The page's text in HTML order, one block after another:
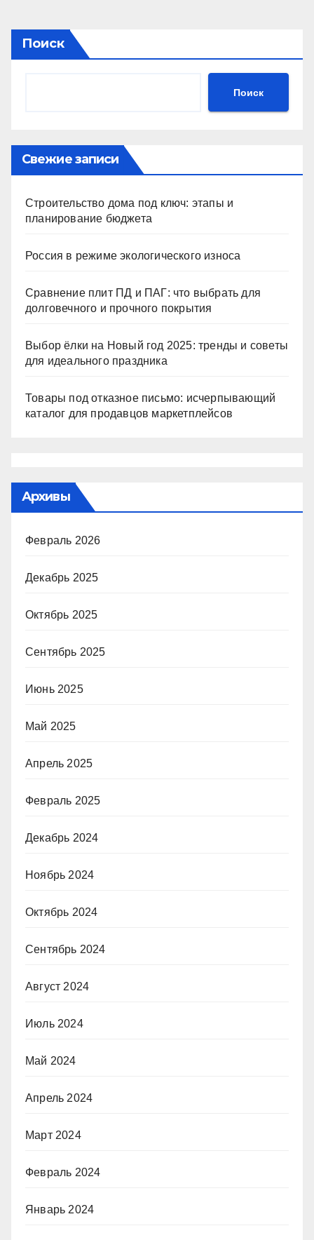
Поиск
Поиск
Свежие записи
Строительство дома под ключ: этапы и
планирование бюджета
Россия в режиме экологического износа
Сравнение плит ПД и ПАГ: что выбрать для
долговечного и прочного покрытия
Выбор ёлки на Новый год 2025: тренды и советы
для идеального праздника
Товары под отказное письмо: исчерпывающий
каталог для продавцов маркетплейсов
Архивы
Февраль 2026
Декабрь 2025
Октябрь 2025
Сентябрь 2025
Июнь 2025
Май 2025
Апрель 2025
Февраль 2025
Декабрь 2024
Ноябрь 2024
Октябрь 2024
Сентябрь 2024
Август 2024
Июль 2024
Май 2024
Апрель 2024
Март 2024
Февраль 2024
Январь 2024